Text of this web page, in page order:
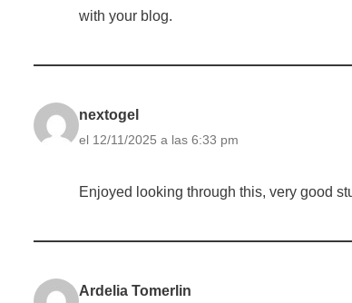
with your blog.
nextogel
el 12/11/2025 a las 6:33 pm
Enjoyed looking through this, very good
Ardelia Tomerlin